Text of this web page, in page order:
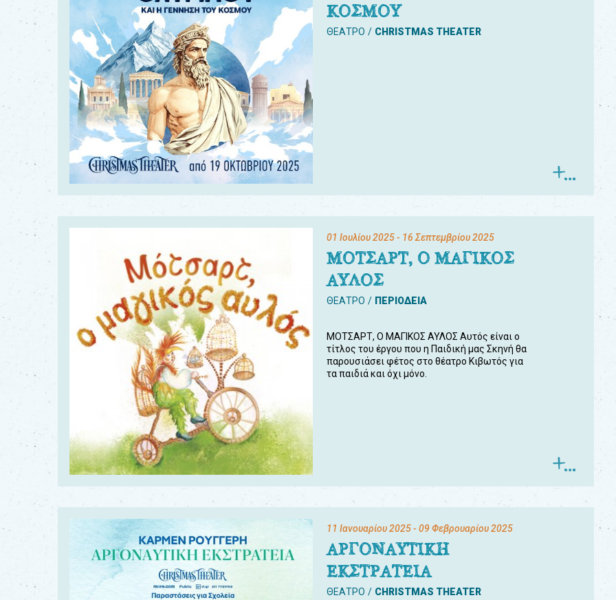
ΚΟΣΜΟΥ
ΘΕΑΤΡΟ CHRISTMAS THEATER
01 Ιουλίου 2025- 16 Σεπτεμβρίου 2025
ΜΟΤΣΑΡΤ, Ο ΜΑΓΙΚΟΣ
ΑΥΛΟΣ
ΘΕΑΤΡΟ ΠΕΡΙΟΔΕΙΑ
ΜΟΤΣΑΡΤ, Ο ΜΑΓΙΚΟΣ ΑΥΛΟΣ Αυτός είναι ο
τίτλος του έργου που η Παιδική μας Σκηνή θα
παρουσιάσει φέτος στο θέατρο Κιβωτός για
τα παιδιά και όχι μόνο.
11 Ιανουαρίου 2025- 09 Φεβρουαρίου 2025
ΑΡΓΟΝΑΥΤΙΚΗ
ΕΚΣΤΡΑΤΕΙΑ
ΘΕΑΤΡΟ CHRISTMAS THEATER